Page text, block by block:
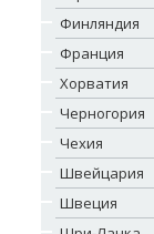
Финляндия
Франция
Хорватия
Черногория
Чехия
Швейцария
Швеция